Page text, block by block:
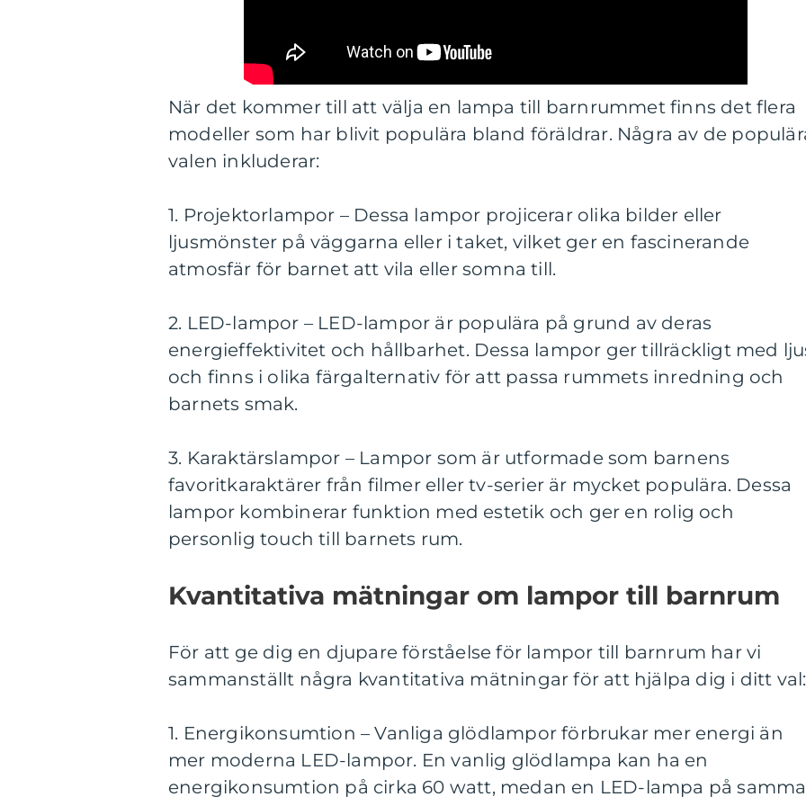
När det kommer till att välja en lampa till barnrummet finns det flera
modeller som har blivit populära bland föräldrar. Några av de
valen inkluderar:
1. Projektorlampor – Dessa lampor projicerar olika bilder eller
ljusmönster på väggarna eller i taket, vilket ger en fascinerande
atmosfär för barnet att vila eller somna till.
2. LED-lampor – LED-lampor är populära på grund av deras
energieffektivitet och hållbarhet. Dessa lampor ger tillräckligt med
och finns i olika färgalternativ för att passa rummets inredning och
barnets smak.
3. Karaktärslampor – Lampor som är utformade som barnens
favoritkaraktärer från filmer eller tv-serier är mycket populära. Dessa
lampor kombinerar funktion med estetik och ger en rolig och
personlig touch till barnets rum.
Kvantitativa mätningar om lampor till barnrum
För att ge dig en djupare förståelse för lampor till barnrum har vi
sammanställt några kvantitativa mätningar för att hjälpa dig i ditt val:
1. Energikonsumtion – Vanliga glödlampor förbrukar mer energi än
mer moderna LED-lampor. En vanlig glödlampa kan ha en
energikonsumtion på cirka 60 watt, medan en LED-lampa på samma